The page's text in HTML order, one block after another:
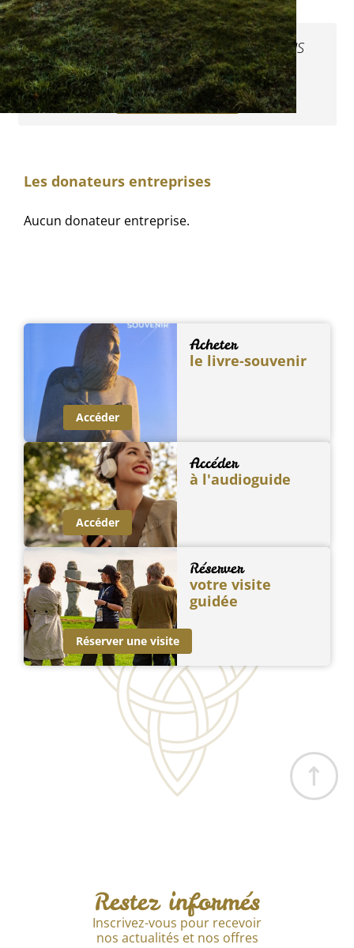
M. et Mme DANIEL M. -PARIS
(75)
Mécène
Voir les donations
Les donateurs entreprises
Aucun donateur entreprise.
Acheter
le livre-souvenir
Accéder
Accéder
à l'audioguide
Accéder
Réserver
votre visite
guidée
Réserver une visite
Restez informés
Inscrivez-vous pour recevoir
nos actualités et nos offres